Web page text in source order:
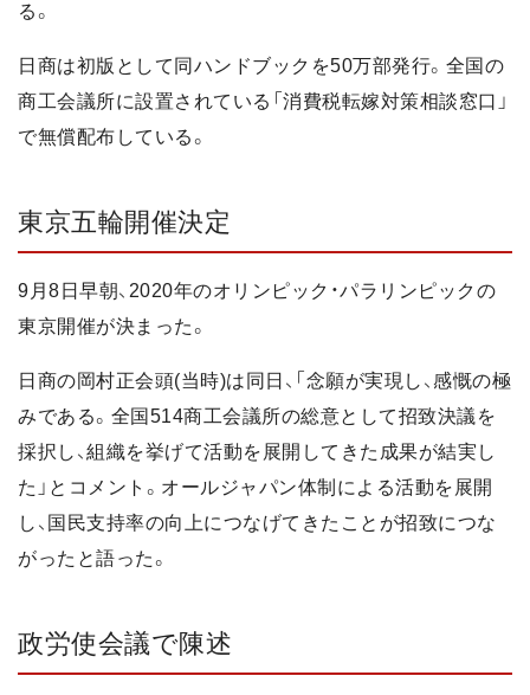
る。
日商は初版として同ハンドブックを50万部発行。全国の
商工会議所に設置されている「消費税転嫁対策相談窓口」
で無償配布している。
東京五輪開催決定
9月8日早朝、2020年のオリンピック・パラリンピックの
東京開催が決まった。
日商の岡村正会頭(当時)は同日、「念願が実現し、感慨の極
みである。全国514商工会議所の総意として招致決議を
採択し、組織を挙げて活動を展開してきた成果が結実し
た」とコメント。オールジャパン体制による活動を展開
し、国民支持率の向上につなげてきたことが招致につな
がったと語った。
政労使会議で陳述